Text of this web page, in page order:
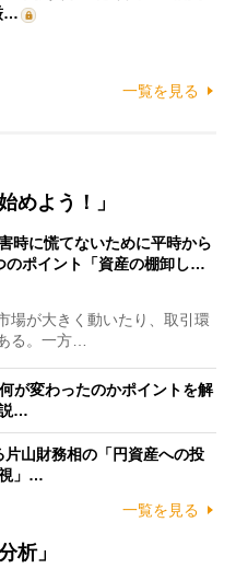
…
一覧を見る
めよう！」
時に慌てないために平時から
のポイント「資産の棚卸し…
が大きく動いたり、取引環
る。一方…
が変わったのかポイントを解
…
片山財務相の「円資産への投
」…
一覧を見る
析」